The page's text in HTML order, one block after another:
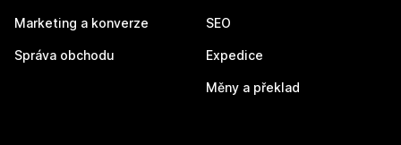
Marketing a konverze
Správa obchodu
SEO
Expedice
Měny a překlad